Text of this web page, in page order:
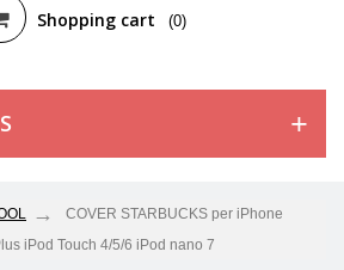
Shopping cart (0)
COVER STARBUCKS per iPhone
iPod Touch 4/5/6 iPod nano 7